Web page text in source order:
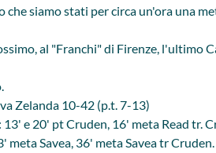
che siamo stati per circa un'ora una
al "Franchi" di Firenze, l'ultimo
Zelanda 10-42 (p.t. 7-13)
e 20' pt Cruden, 16' meta Read tr.
meta Savea, 36' meta Savea tr Cruden.